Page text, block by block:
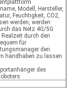
Modell, Hersteller,
Feuchtigkeit, CO2,
werden, werden
das Netz 4G/5G
durch den
für
den
handhaben zu lassen
des